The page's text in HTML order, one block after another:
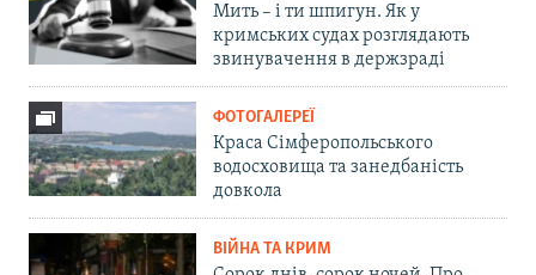
Мить – і ти шпигун. Як у
кримських судах розглядають
звинувачення в держзраді
ФОТОГАЛЕРЕЇ
Краса Сімферопольського
водосховища та занедбаність
довкола
ВІЙНА ТА КРИМ